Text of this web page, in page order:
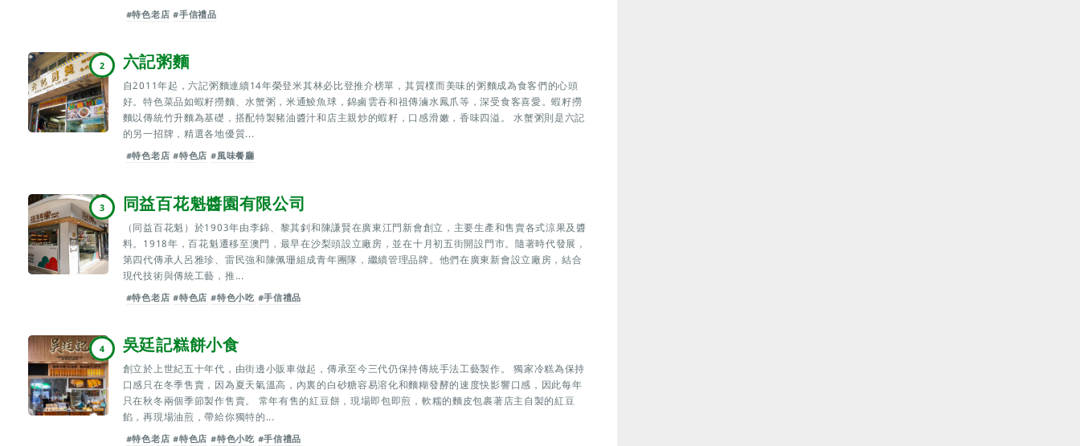
#特色老店 #手信禮品
2 六記粥麵
自2011年起，六記粥麵連續14年榮登米其林必比登推介榜單，其質樸而美味的粥麵成為食客們的心頭
好。特色菜品如蝦籽撈麵、水蟹粥，米通鯪魚球，錦鹵雲吞和祖傳滷水鳳爪等，深受食客喜愛。蝦籽撈
麵以傳統竹升麵為基礎，搭配特製豬油醬汁和店主親炒的蝦籽，口感滑嫩，香味四溢。 水蟹粥則是六記
的另一招牌，精選各地優質...
#特色老店 #特色店 #風味餐廳
3 同益百花魁醬園有限公司
（同益百花魁）於1903年由李錦、黎其釗和陳謙賢在廣東江門新會創立，主要生產和售賣各式涼果及醬
料。1918年，百花魁遷移至澳門，最早在沙梨頭設立廠房，並在十月初五街開設門市。隨著時代發展，
第四代傳承人呂雅珍、雷民強和陳佩珊組成青年團隊，繼續管理品牌。他們在廣東新會設立廠房，結合
現代技術與傳統工藝，推...
#特色老店 #特色店 #特色小吃 #手信禮品
4 吳廷記糕餅小食
創立於上世紀五十年代，由街邊小販車做起，傳承至今三代仍保持傳統手法工藝製作。 獨家冷糕為保持
口感只在冬季售賣，因為夏天氣溫高，內裏的白砂糖容易溶化和麵糊發酵的速度快影響口感，因此每年
只在秋冬兩個季節製作售賣。 常年有售的紅豆餅，現場即包即煎，軟糯的麵皮包裹著店主自製的紅豆
餡，再現場油煎，帶給你獨特的...
#特色老店 #特色店 #特色小吃 #手信禮品